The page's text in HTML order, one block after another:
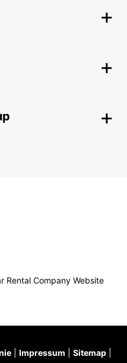
Rental Company Website
Impressum
Sitemap